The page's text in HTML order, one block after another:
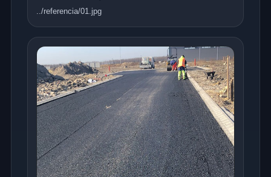
../referencia/01.jpg